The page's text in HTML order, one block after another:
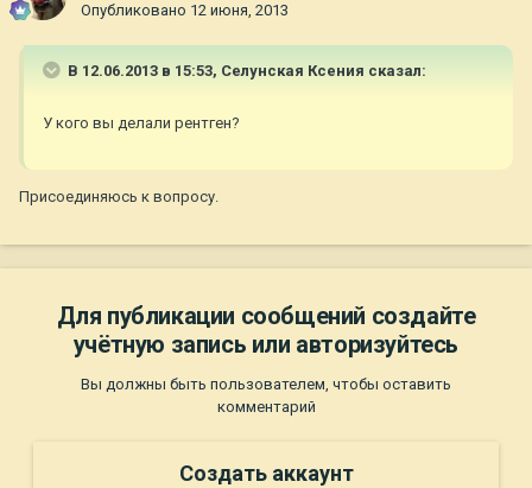
Опубликовано 12 июня, 2013
В 12.06.2013 в 15:53, Селунская Ксения сказал:
У кого вы делали рентген?
Присоединяюсь к вопросу.
Для публикации сообщений создайте
учётную запись или авторизуйтесь
Вы должны быть пользователем, чтобы оставить
комментарий
Создать аккаунт